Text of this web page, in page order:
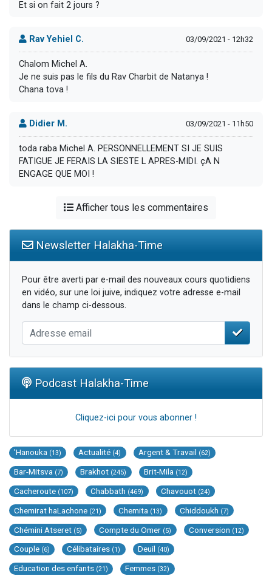
Et si on fait 2 jours ?
Rav Yehiel C. 03/09/2021 - 12h32
Chalom Michel A.
Je ne suis pas le fils du Rav Charbit de Natanya !
Chana tova !
Didier M. 03/09/2021 - 11h50
toda raba Michel A. PERSONNELLEMENT SI JE SUIS
FATIGUE JE FERAIS LA SIESTE L APRES-MIDI. çA N
ENGAGE QUE MOI !
Afficher tous les commentaires
Newsletter Halakha-Time
Pour être averti par e-mail des nouveaux cours quotidiens
en vidéo, sur une loi juive, indiquez votre adresse e-mail
dans le champ ci-dessous.
Podcast Halakha-Time
Cliquez-ici pour vous abonner !
'Hanouka (13) Actualité (4) Argent & Travail (62)
Bar-Mitsva (7) Brakhot (245) Brit-Mila (12)
Cacheroute (107) Chabbath (469) Chavouot (24)
Chemirat haLachone (21) Chemita (13) Chiddoukh (7)
Chémini Atseret (5) Compte du Omer (5) Conversion (12)
Couple (6) Célibataires (1) Deuil (40)
Education des enfants (21) Femmes (32)